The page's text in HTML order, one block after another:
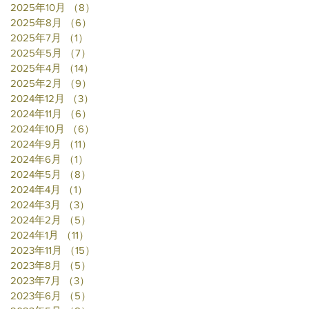
2025年10月
（8）
2025年8月
（6）
2025年7月
（1）
2025年5月
（7）
2025年4月
（14）
2025年2月
（9）
2024年12月
（3）
2024年11月
（6）
2024年10月
（6）
2024年9月
（11）
2024年6月
（1）
2024年5月
（8）
2024年4月
（1）
2024年3月
（3）
2024年2月
（5）
2024年1月
（11）
2023年11月
（15）
2023年8月
（5）
2023年7月
（3）
2023年6月
（5）